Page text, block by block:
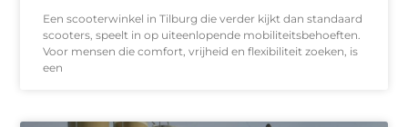
Een scooterwinkel in Tilburg die verder kijkt dan standaard
scooters, speelt in op uiteenlopende mobiliteitsbehoeften.
Voor mensen die comfort, vrijheid en flexibiliteit zoeken, is
een